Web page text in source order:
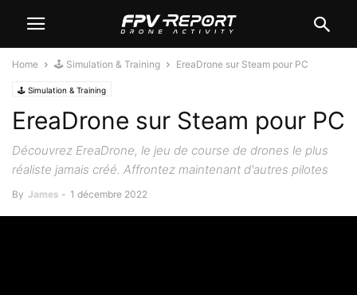
Home 🕹️ Simulation & Training EreaDrone sur Steam pour PC
🕹️ Simulation & Training
EreaDrone sur Steam pour PC
Découvrez EreaDrone, le jeu de course de drones le plus
réaliste jamais créé. Affrontez maintenant d'autres pilotes
By James - 1 décembre 2022